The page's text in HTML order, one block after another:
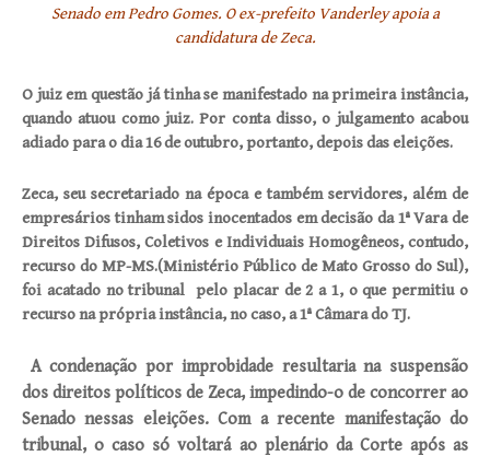
Senado em Pedro Gomes. O ex-prefeito Vanderley apoia a
candidatura de Zeca.
O juiz em questão já tinha se manifestado na primeira instância,
quando atuou como juiz. Por conta disso, o julgamento acabou
adiado para o dia 16 de outubro, portanto, depois das eleições.
Zeca, seu secretariado na época e também servidores, além de
empresários tinham sidos inocentados em decisão da 1ª Vara de
Direitos Difusos, Coletivos e Individuais Homogêneos, contudo,
recurso do MP-MS.(Ministério Público de Mato Grosso do Sul),
foi acatado no tribunal pelo placar de 2 a 1, o que permitiu o
recurso na própria instância, no caso, a 1ª Câmara do TJ.
A condenação por improbidade resultaria na suspensão
dos direitos políticos de Zeca, impedindo-o de concorrer ao
Senado nessas eleições. Com a recente manifestação do
tribunal, o caso só voltará ao plenário da Corte após as